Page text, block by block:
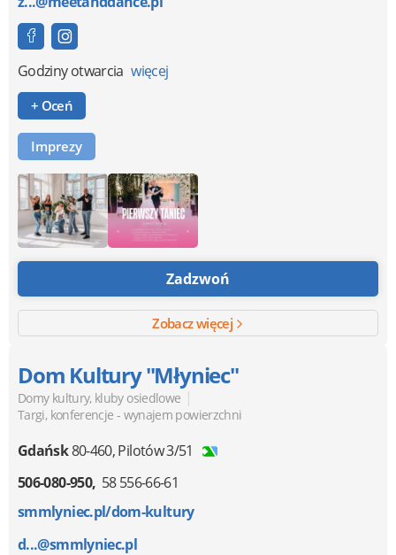
Godziny otwarcia więcej
+ Oceń
Imprezy
Zadzwoń
Zobacz więcej
Dom Kultury "Młyniec"
Domy kultury, kluby osiedlowe |
Targi, konferencje - wynajem powierzchni
Gdańsk80-460,Pilotów 3/51
506-080-950 58 556-66-61
smmlyniec.pl/dom-kultury
d...@smmlyniec.pl